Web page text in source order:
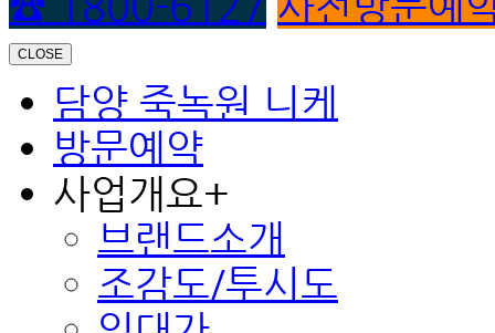
CLOSE
담양 죽녹원 니케
방문예약
사업개요+
브랜드소개
조감도/투시도